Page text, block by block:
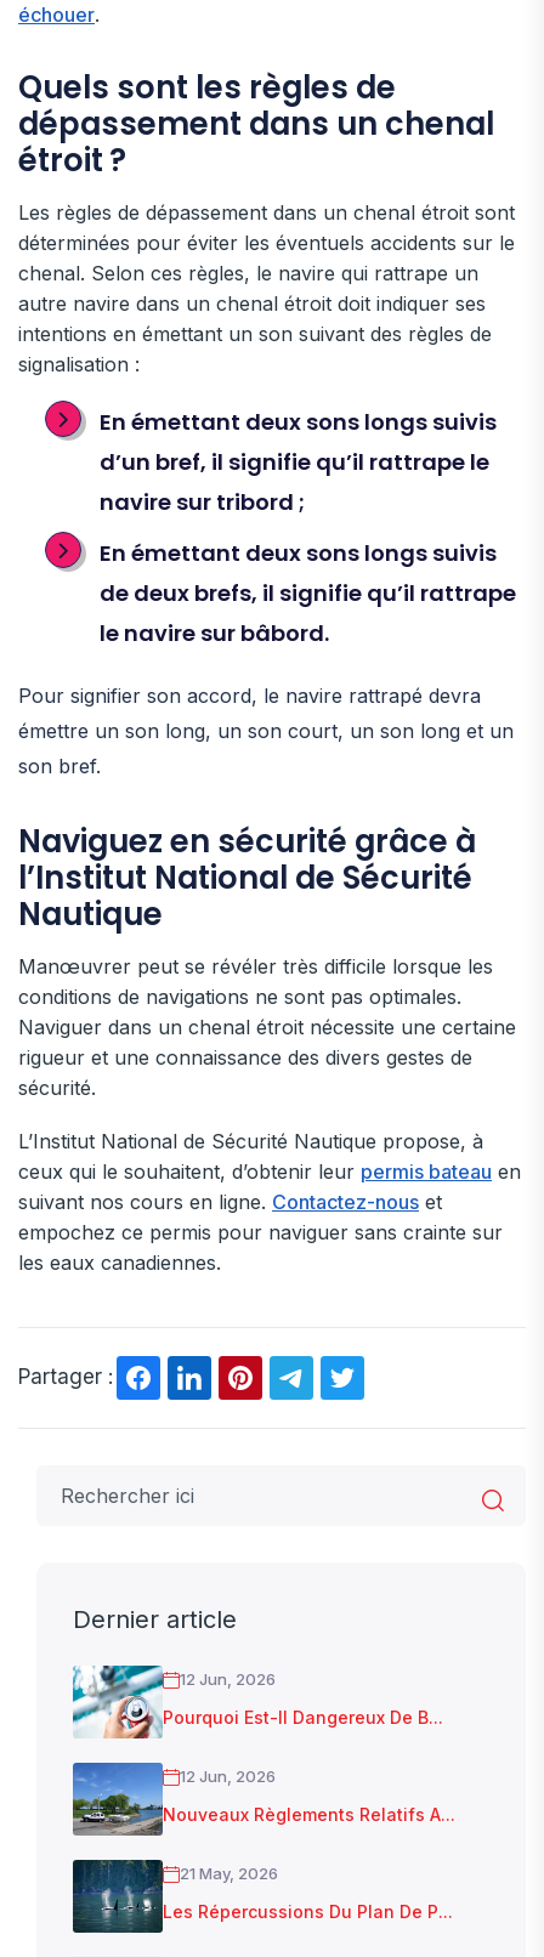
échouer.
Quels sont les règles de
dépassement dans un chenal
étroit ?
Les règles de dépassement dans un chenal étroit sont
déterminées pour éviter les éventuels accidents sur le
chenal. Selon ces règles, le navire qui rattrape un
autre navire dans un chenal étroit doit indiquer ses
intentions en émettant un son suivant des règles de
signalisation :
En émettant deux sons longs suivis
d’un bref, il signifie qu’il rattrape le
navire sur tribord ;
En émettant deux sons longs suivis
de deux brefs, il signifie qu’il rattrape
le navire sur bâbord.
Pour signifier son accord, le navire rattrapé devra
émettre un son long, un son court, un son long et un
son bref.
Naviguez en sécurité grâce à
l’Institut National de Sécurité
Nautique
Manœuvrer peut se révéler très difficile lorsque les
conditions de navigations ne sont pas optimales.
Naviguer dans un chenal étroit nécessite une certaine
rigueur et une connaissance des divers gestes de
sécurité.
L’Institut National de Sécurité Nautique propose, à
ceux qui le souhaitent, d’obtenir leur permis bateau en
suivant nos cours en ligne. Contactez-nous et
empochez ce permis pour naviguer sans crainte sur
les eaux canadiennes.
Partager :
Dernier article
12 Jun, 2026
Pourquoi Est-Il Dangereux De B...
12 Jun, 2026
Nouveaux Règlements Relatifs A...
21 May, 2026
Les Répercussions Du Plan De P...